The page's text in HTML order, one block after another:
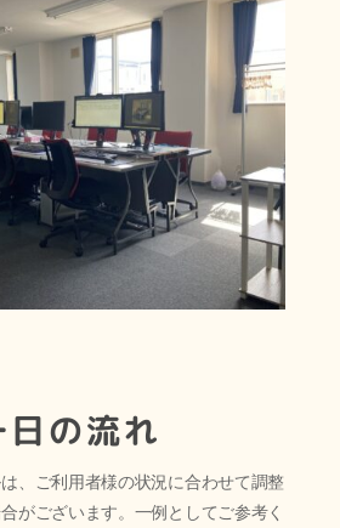
日の流れ
、ご利用者様の状況に合わせて調整
がございます。一例としてご参考く